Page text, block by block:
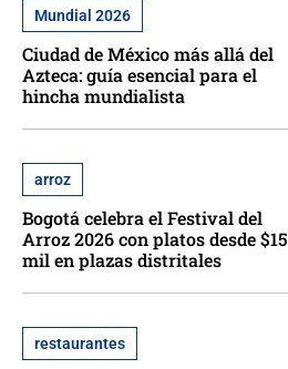
Mundial 2026
Ciudad de México más allá del
Azteca: guía esencial para el
hincha mundialista
arroz
Bogotá celebra el Festival del
Arroz 2026 con platos desde $15
mil en plazas distritales
restaurantes